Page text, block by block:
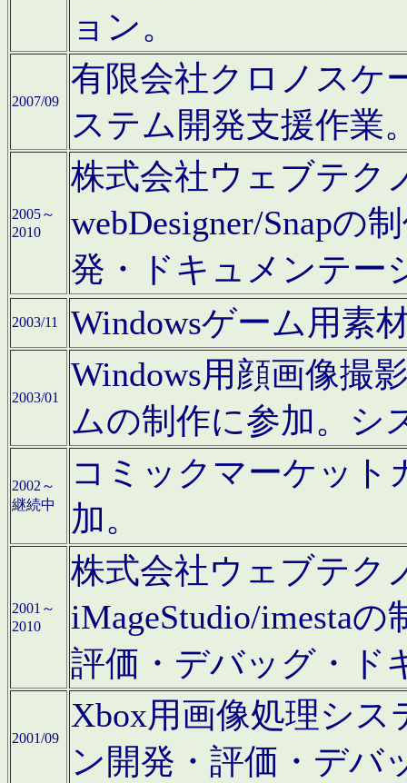
ョン。
2007/09
有限会社クロノスケ
ステム開発支援作業
2005～
2010
株式会社ウェブテク
webDesigner/Snapの
発・ドキュメンテー
2003/11 Windowsゲーム用素
2003/01
Windows用顔画像撮
ムの制作に参加。シ
2002～
継続中
コミックマーケット
加。
2001～
2010
株式会社ウェブテク
iMageStudio/imesta
評価・デバッグ・ド
2001/09
Xbox用画像処理シ
ン開発・評価・デバ